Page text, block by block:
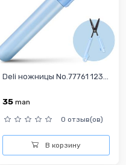
Deli ножницы No.77761 123...
35 man
0 отзыв(ов)
В корзину